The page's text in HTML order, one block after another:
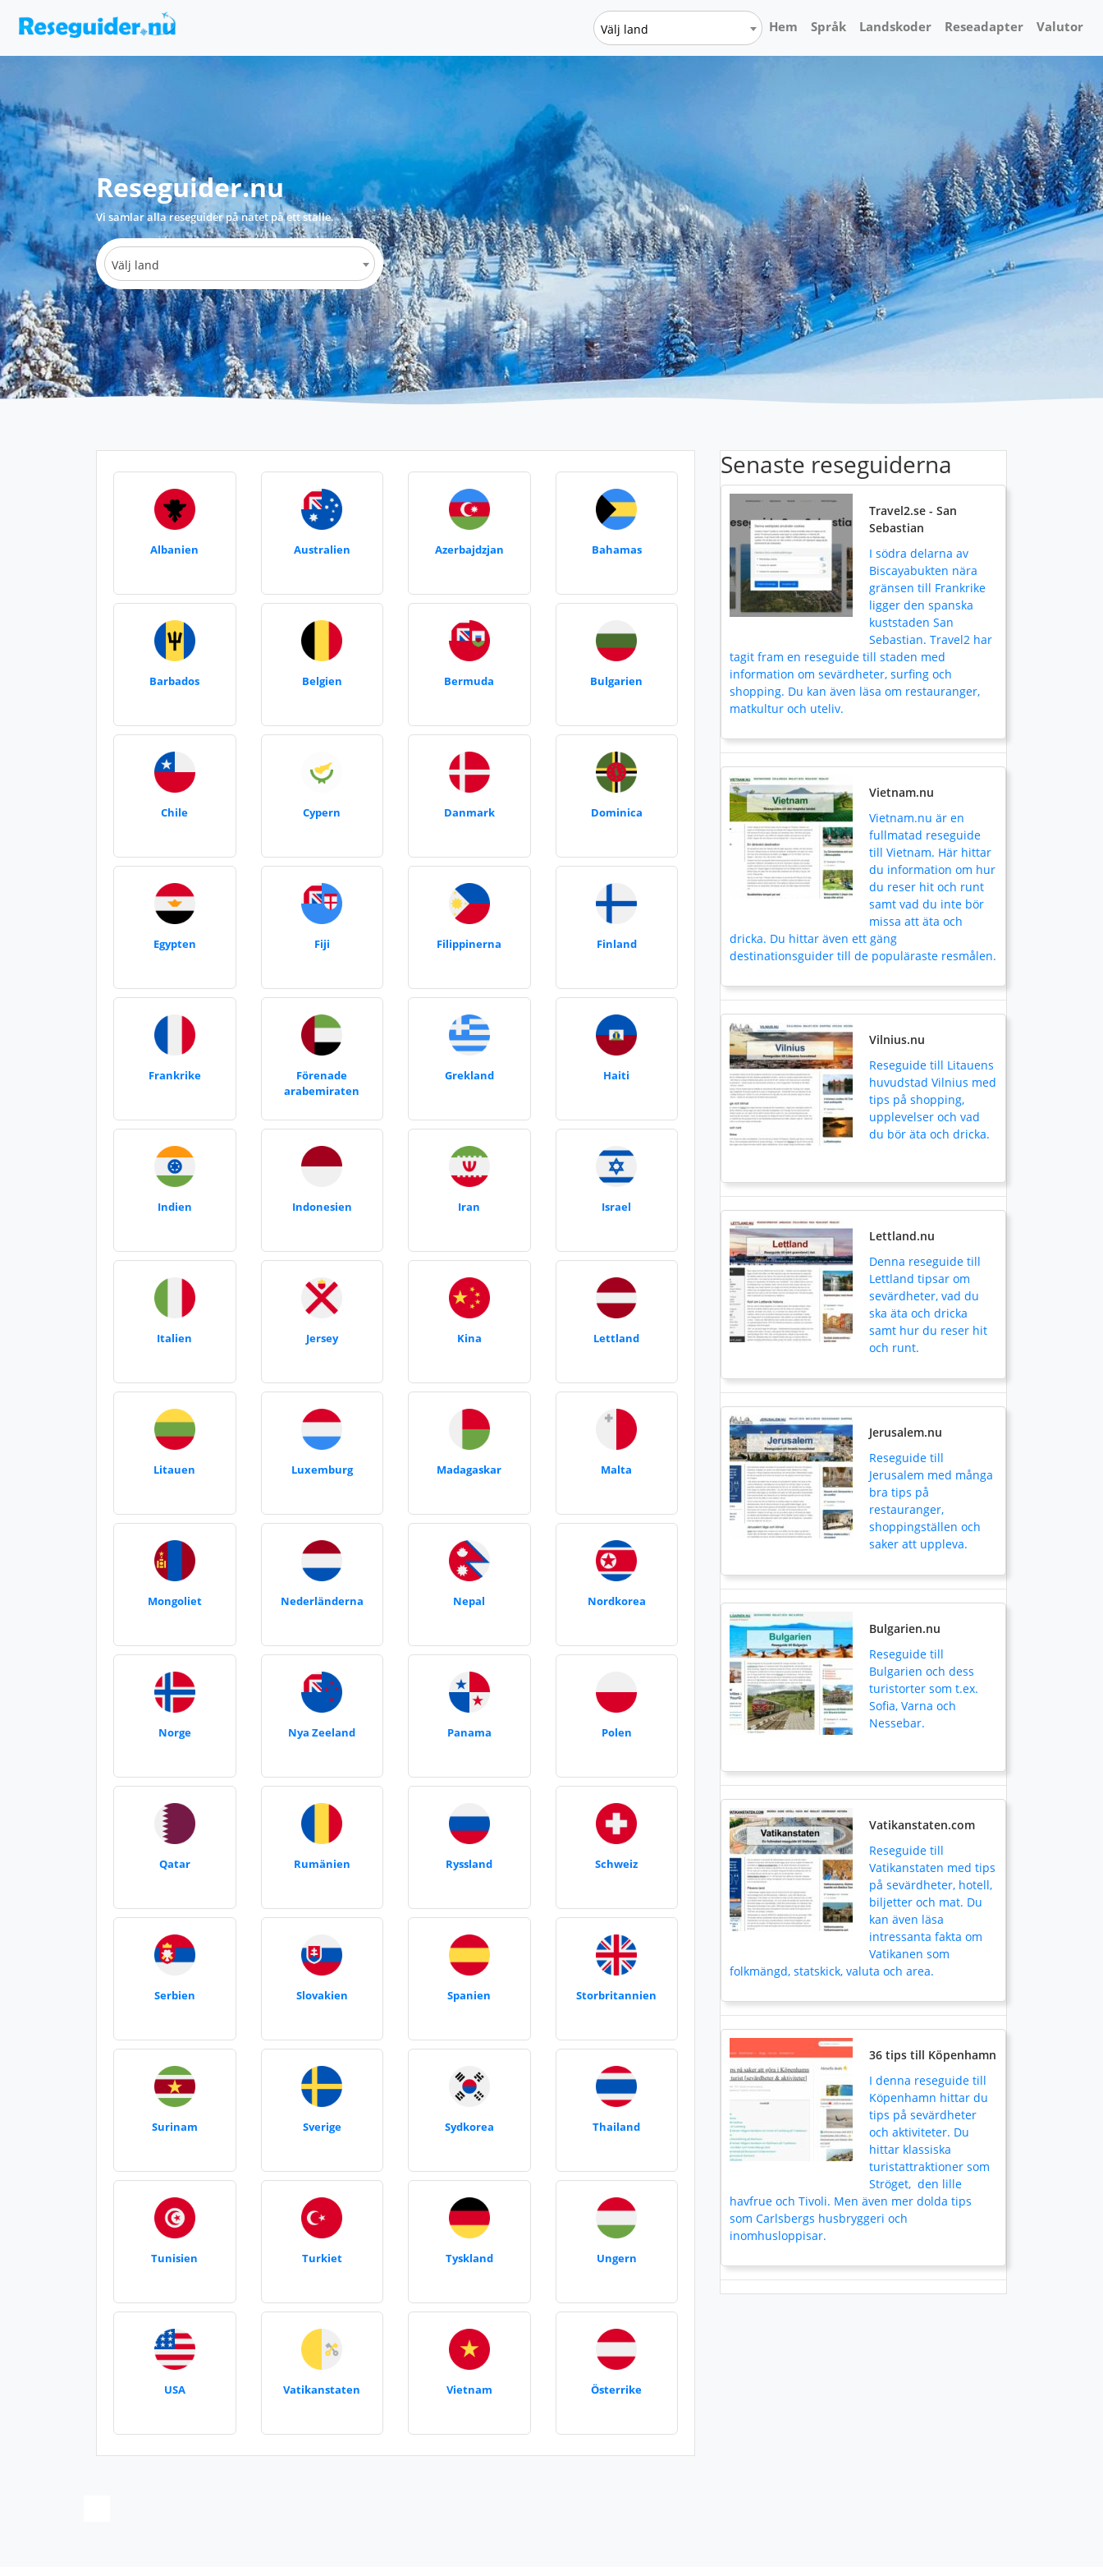
Välj land Hem Språk Landskoder Reseadapter Valutor
Reseguider.nu
Vi samlar alla reseguider på nätet på ett ställe.
Välj land
Albanien Australien Azerbajdzjan Bahamas
Barbados Belgien Bermuda Bulgarien
Chile Cypern Danmark Dominica
Egypten Fiji Filippinerna Finland
Frankrike
Förenade
arabemiraten
Grekland Haiti
Indien Indonesien Iran Israel
Italien Jersey Kina Lettland
Litauen Luxemburg Madagaskar Malta
Mongoliet Nederländerna Nepal Nordkorea
Norge Nya Zeeland Panama Polen
Qatar Rumänien Ryssland Schweiz
Serbien Slovakien Spanien Storbritannien
Surinam Sverige Sydkorea Thailand
Tunisien Turkiet Tyskland Ungern
USA Vatikanstaten Vietnam Österrike
Senaste reseguiderna
Travel2.se - San
Sebastian
I södra delarna av
Biscayabukten nära
gränsen till Frankrike
ligger den spanska
kuststaden San
Sebastian. Travel2 har
tagit fram en reseguide till staden med
information om sevärdheter, surfing och
shopping. Du kan även läsa om restauranger,
matkultur och uteliv.
Vietnam.nu
Vietnam.nu är en
fullmatad reseguide
till Vietnam. Här hittar
du information om hur
du reser hit och runt
samt vad du inte bör
missa att äta och
dricka. Du hittar även ett gäng
destinationsguider till de populäraste resmålen.
Vilnius.nu
Reseguide till Litauens
huvudstad Vilnius med
tips på shopping,
upplevelser och vad
du bör äta och dricka.
Lettland.nu
Denna reseguide till
Lettland tipsar om
sevärdheter, vad du
ska äta och dricka
samt hur du reser hit
och runt.
Jerusalem.nu
Reseguide till
Jerusalem med många
bra tips på
restauranger,
shoppingställen och
saker att uppleva.
Bulgarien.nu
Reseguide till
Bulgarien och dess
turistorter som t.ex.
Sofia, Varna och
Nessebar.
Vatikanstaten.com
Reseguide till
Vatikanstaten med tips
på sevärdheter, hotell,
biljetter och mat. Du
kan även läsa
intressanta fakta om
Vatikanen som
folkmängd, statskick, valuta och area.
36 tips till Köpenhamn
I denna reseguide till
Köpenhamn hittar du
tips på sevärdheter
och aktiviteter. Du
hittar klassiska
turistattraktioner som
Ströget, den lille
havfrue och Tivoli. Men även mer dolda tips
som Carlsbergs husbryggeri och
inomhusloppisar.